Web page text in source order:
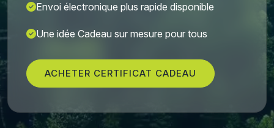
Envoi électronique plus rapide disponible
Une idée Cadeau sur mesure pour tous
ACHETER CERTIFICAT CADEAU